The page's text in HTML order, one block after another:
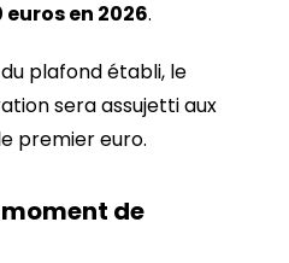
euros en 2026.
plafond établi, le
sera assujetti aux
premier euro.
de